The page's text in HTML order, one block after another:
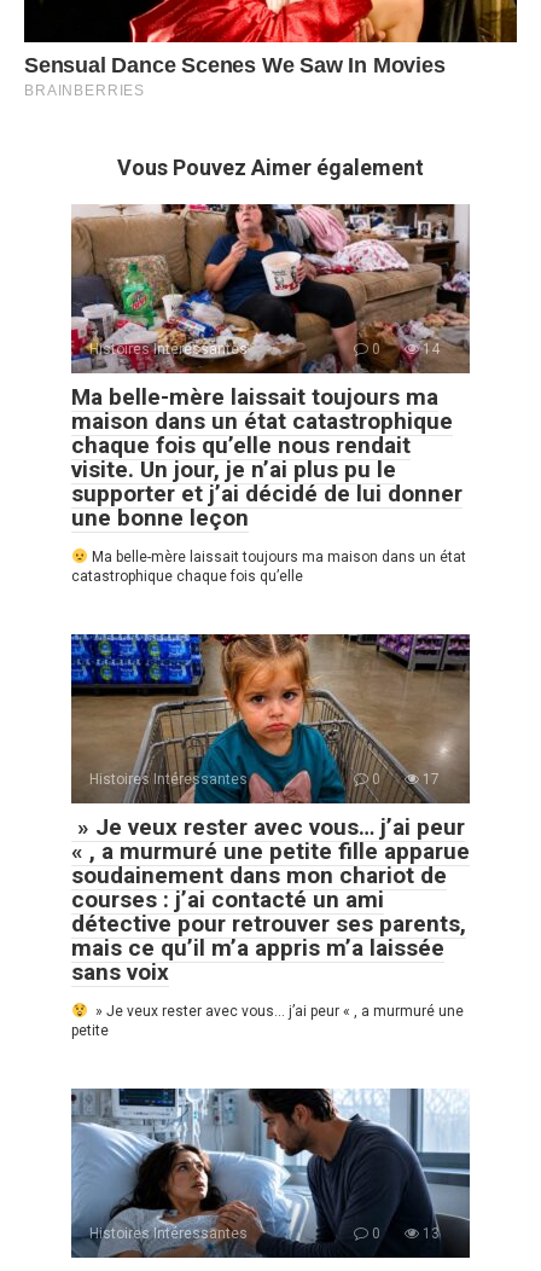
Vous Pouvez Aimer également
Histoires Intéressantes 0 14
Ma belle-mère laissait toujours ma
maison dans un état catastrophique
chaque fois qu’elle nous rendait
visite. Un jour, je n’ai plus pu le
supporter et j’ai décidé de lui donner
une bonne leçon
Ma belle-mère laissait toujours ma maison dans un état
catastrophique chaque fois qu’elle
Histoires Intéressantes 0 17
» Je veux rester avec vous… j’ai peur
« , a murmuré une petite fille apparue
soudainement dans mon chariot de
courses : j’ai contacté un ami
détective pour retrouver ses parents,
mais ce qu’il m’a appris m’a laissée
sans voix
» Je veux rester avec vous… j’ai peur « , a murmuré une
petite
Histoires Intéressantes 0 13